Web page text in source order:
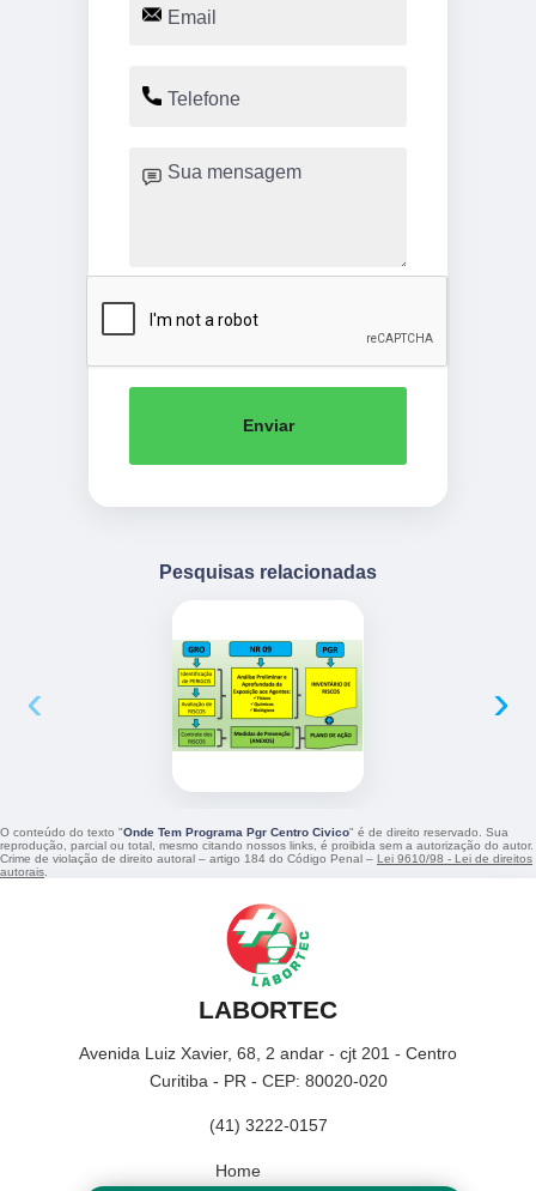
Enviar
Pesquisas relacionadas
‹ ›
O conteúdo do texto "Onde Tem Programa Pgr Centro Civico" é de direito reservado. Sua
reprodução, parcial ou total, mesmo citando nossos links, é proibida sem a autorização do autor.
Crime de violação de direito autoral – artigo 184 do Código Penal – Lei 9610/98 - Lei de direitos
autorais
LABORTEC
Avenida Luiz Xavier, 68, 2 andar - cjt 201 - Centro
Curitiba - PR - CEP: 80020-020
(41) 3222-0157
Home